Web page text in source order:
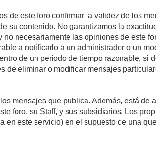
de este foro confirmar la validez de los
su contenido. No garantizamos la
necesariamente las opiniones de este
a notificarlo a un administrador o un
de un período de tiempo razonable, si
de eliminar o modificar mensajes
mensajes que publica. Además, está
foro, su Staff, y sus subsidiarios. Los
este servicio) en el supuesto de una